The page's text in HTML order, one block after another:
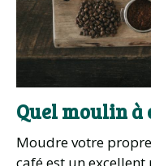
Quel moulin à
Moudre votre